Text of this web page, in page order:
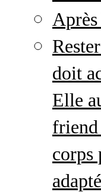
doit
Elle
friend
corps